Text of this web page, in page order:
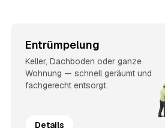
Entrümpelung
Keller, Dachboden oder ganze
Wohnung — schnell geräumt und
fachgerecht entsorgt.
Details